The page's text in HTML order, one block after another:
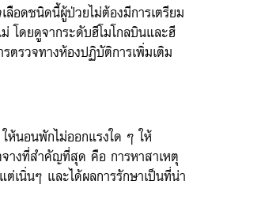
ลือดชนิดนี้ผู้ป่วยไม่ต้องมีการเตรียม
โดยดูจากระดับฮีโมโกลบินและฮี
ตรวจทางห้องปฏิบัติการเพิ่มเติม
ห้นอนพักไม่ออกแรงใด ๆ ให้
างที่สำคัญที่สุด คือ การหาสาเหตุ
เนิ่นๆ และได้ผลการรักษาเป็นที่น่า